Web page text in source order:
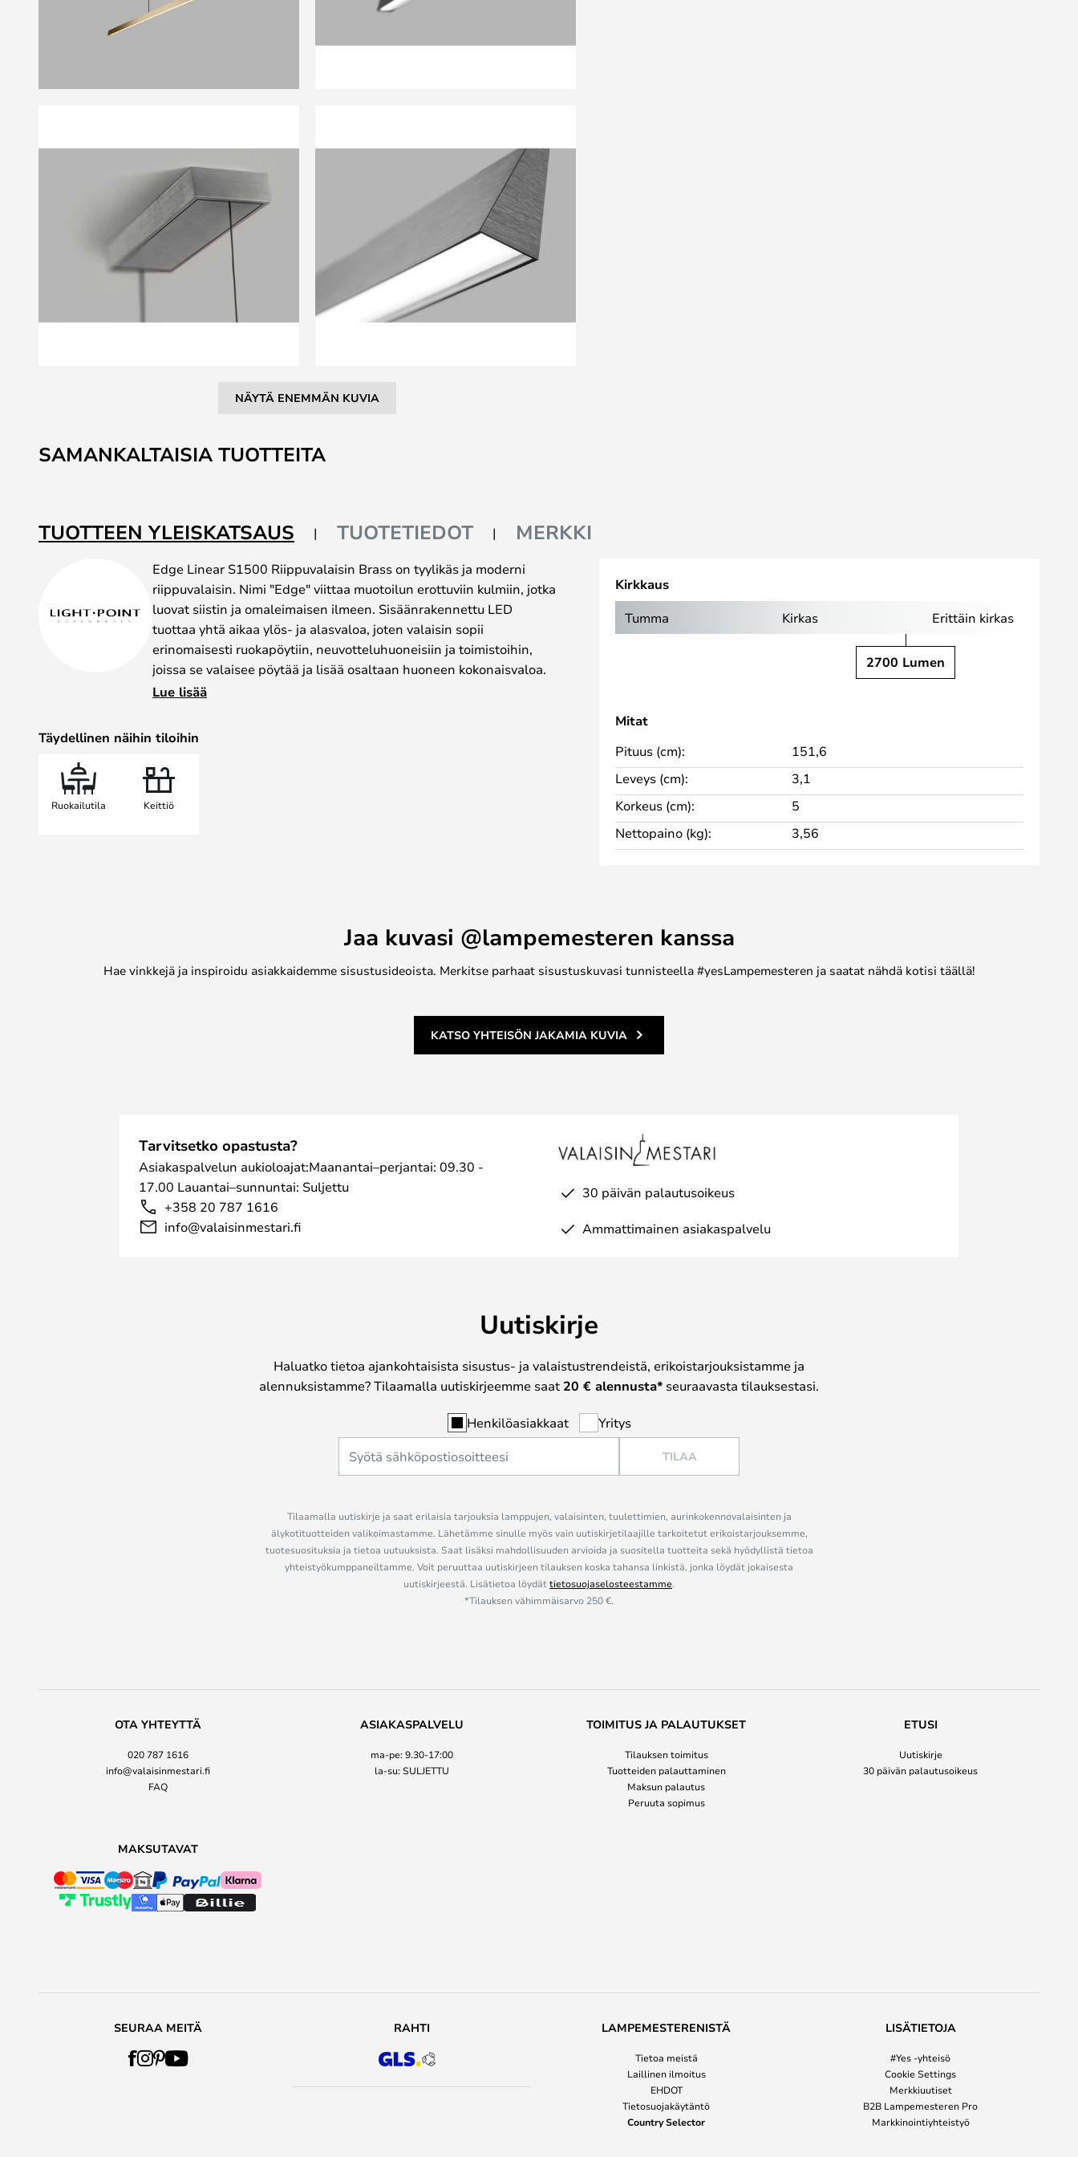
NÄYTÄ ENEMMÄN KUVIA
to
the
the
images
SAMANKALTAISIA TUOTTEITA
TUOTTEEN YLEISKATSAUS TUOTETIEDOT MERKKI
Edge Linear S1500 Riippuvalaisin Brass on tyylikäs ja moderni
riippuvalaisin. Nimi "Edge" viittaa muotoilun erottuviin kulmiin, jotka
luovat siistin ja omaleimaisen ilmeen. Sisäänrakennettu LED
tuottaa yhtä aikaa ylös- ja alasvaloa, joten valaisin sopii
erinomaisesti ruokapöytiin, neuvotteluhuoneisiin ja toimistoihin,
joissa se valaisee pöytää ja lisää osaltaan huoneen kokonaisvaloa.
Riippuvalaisimessa on sisäänrakennettu kosketustunnistin, jonka
väriä. Siinä on myös Casambi-himmennin, joka on Bluetooth-
avulla, joka on ladattavissa ilmaiseksi.
Muuta kuin pelkkä lamppu?
Valitettavasti et voi synkronoida ja ohjata lamppuja tunnistimen
Lue lisää
Täydellinen näihin tiloihin
Ruokailutila Keittiö
Kirkkaus
Tumma Kirkas Erittäin kirkas
2700 Lumen
Mitat
Pituus (cm):
151,6
Leveys (cm):
3,1
Korkeus (cm):
5
Nettopaino (kg):
3,56
Jaa kuvasi @lampemesteren kanssa
Hae vinkkejä ja inspiroidu asiakkaidemme sisustusideoista. Merkitse parhaat sisustuskuvasi tunnisteella #yesLampemesteren ja saatat nähdä kotisi täällä!
KATSO YHTEISÖN JAKAMIA KUVIA
Tarvitsetko opastusta?
Asiakaspalvelun aukioloajat:Maanantai–perjantai: 09.30 -
17.00 Lauantai–sunnuntai: Suljettu
+358 20 787 1616
info@valaisinmestari.fi
30 päivän palautusoikeus
Ammattimainen asiakaspalvelu
Uutiskirje
Haluatko tietoa ajankohtaisista sisustus- ja valaistustrendeistä, erikoistarjouksistamme ja
alennuksistamme? Tilaamalla uutiskirjeemme saat 20 € alennusta* seuraavasta tilauksestasi.
Henkilöasiakkaat Yritys
TILAA
Tilaamalla uutiskirje ja saat erilaisia tarjouksia lamppujen, valaisinten, tuulettimien, aurinkokennovalaisinten ja
älykotituotteiden valikoimastamme. Lähetämme sinulle myös vain uutiskirjetilaajille tarkoitetut erikoistarjouksemme,
tuotesuosituksia ja tietoa uutuuksista. Saat lisäksi mahdollisuuden arvioida ja suositella tuotteita sekä hyödyllistä tietoa
yhteistyökumppaneiltamme. Voit peruuttaa uutiskirjeen tilauksen koska tahansa linkistä, jonka löydät jokaisesta
uutiskirjeestä. Lisätietoa löydättietosuojaselosteestamme.
*Tilauksen vähimmäisarvo 250 €.
OTA YHTEYTTÄ
020 787 1616
info@valaisinmestari.fi
FAQ
ASIAKASPALVELU
ma-pe: 9.30-17:00
la-su: SULJETTU
TOIMITUS JA PALAUTUKSET
Tilauksen toimitus
Tuotteiden palauttaminen
Maksun palautus
Peruuta sopimus
ETUSI
Uutiskirje
30 päivän palautusoikeus
MAKSUTAVAT
SEURAA MEITÄ RAHTI LAMPEMESTERENISTÄ
Tietoa meistä
Laillinen ilmoitus
EHDOT
Tietosuojakäytäntö
Country Selector
LISÄTIETOJA
#Yes -yhteisö
Cookie Settings
Merkkiuutiset
B2B Lampemesteren Pro
Markkinointiyhteistyö